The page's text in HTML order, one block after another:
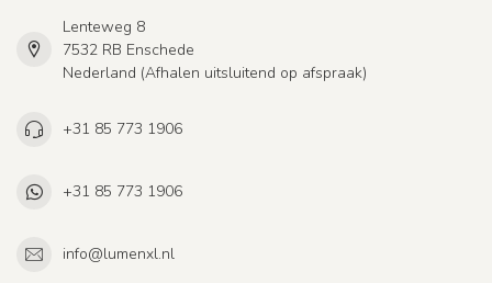
Lenteweg 8
7532 RB Enschede
Nederland (Afhalen uitsluitend op afspraak)
+31 85 773 1906
+31 85 773 1906
info@lumenxl.nl